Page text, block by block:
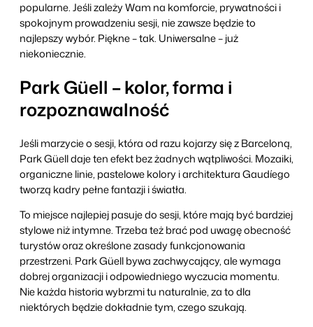
popularne. Jeśli zależy Wam na komforcie, prywatności i
spokojnym prowadzeniu sesji, nie zawsze będzie to
najlepszy wybór. Piękne – tak. Uniwersalne – już
niekoniecznie.
Park Güell – kolor, forma i
rozpoznawalność
Jeśli marzycie o sesji, która od razu kojarzy się z Barceloną,
Park Güell daje ten efekt bez żadnych wątpliwości. Mozaiki,
organiczne linie, pastelowe kolory i architektura Gaudíego
tworzą kadry pełne fantazji i światła.
To miejsce najlepiej pasuje do sesji, które mają być bardziej
stylowe niż intymne. Trzeba też brać pod uwagę obecność
turystów oraz określone zasady funkcjonowania
przestrzeni. Park Güell bywa zachwycający, ale wymaga
dobrej organizacji i odpowiedniego wyczucia momentu.
Nie każda historia wybrzmi tu naturalnie, za to dla
niektórych będzie dokładnie tym, czego szukają.